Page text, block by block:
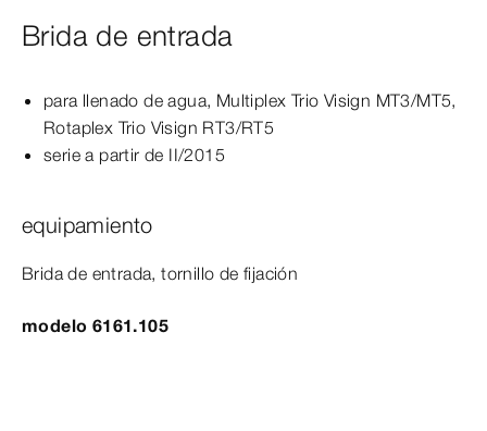
Brida de entrada
para llenado de agua, Multiplex Trio Visign MT3/MT5,
Rotaplex Trio Visign RT3/RT5
serie a partir de II/2015
equipamiento
Brida de entrada, tornillo de fijación
modelo 6161.105